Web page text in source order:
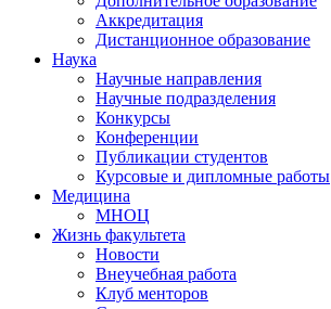
Аккредитация
Дистанционное образование
Наука
Научные направления
Научные подразделения
Конкурсы
Конференции
Публикации студентов
Курсовые и дипломные работы
Медицина
МНОЦ
Жизнь факультета
Новости
Внеучебная работа
Клуб менторов